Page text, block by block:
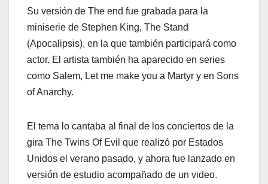
Su versión de The end fue grabada para la
miniserie de Stephen King, The Stand
(Apocalipsis), en la que también participará como
actor. El artista también ha aparecido en series
como Salem, Let me make you a Martyr y en Sons
of Anarchy.
El tema lo cantaba al final de los conciertos de la
gira The Twins Of Evil que realizó por Estados
Unidos el verano pasado, y ahora fue lanzado en
versión de estudio acompañado de un video.